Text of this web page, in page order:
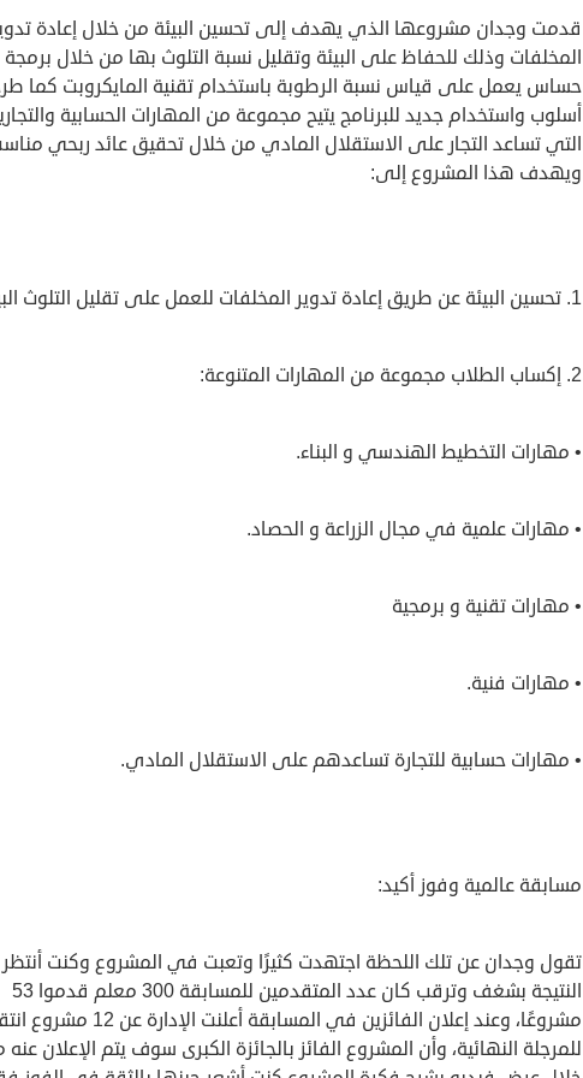
قدمت وجدان مشروعها الذي يهدف إلى تحسين البيئة من خلال إعادة
المخلفات وذلك للحفاظ على البيئة وتقليل نسبة التلوث بها من خلال
حساس يعمل على قياس نسبة الرطوبة باستخدام تقنية المايكروبت كما
أسلوب واستخدام جديد للبرنامج يتيح مجموعة من المهارات الحسابية
التي تساعد التجار على الاستقلال المادي من خلال تحقيق عائد ربحي
ويهدف هذا المشروع إلى:
1. تحسين البيئة عن طريق إعادة تدوير المخلفات للعمل على تقليل التلوث البيئي.
2. إكساب الطلاب مجموعة من المهارات المتنوعة:
• مهارات التخطيط الهندسي و البناء.
• مهارات علمية في مجال الزراعة و الحصاد.
• مهارات تقنية و برمجية
• مهارات فنية.
• مهارات حسابية للتجارة تساعدهم على الاستقلال المادي.
مسابقة عالمية وفوز أكيد:
تقول وجدان عن تلك اللحظة اجتهدت كثيرًا وتعبت في المشروع وكنت أنتظر
النتيجة بشغف وترقب كان عدد المتقدمين للمسابقة 300 معلم قدموا 53
مشروعًا، وعند إعلان الفائزين في المسابقة أعلنت الإدارة
للمرجلة النهائية، وأن المشروع الفائز بالجائزة الكبرى سوف يتم الإعلان